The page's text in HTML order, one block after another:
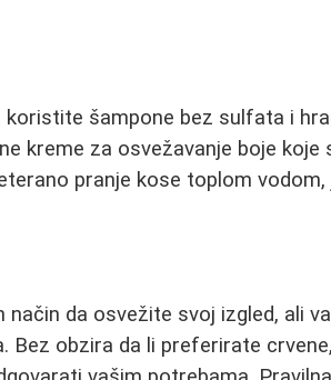
šampone bez sulfata i
kreme za osvežavanje boje koje
pranje kose toplom
da osvežite svoj izgled, ali
Bez obzira da li preferirate